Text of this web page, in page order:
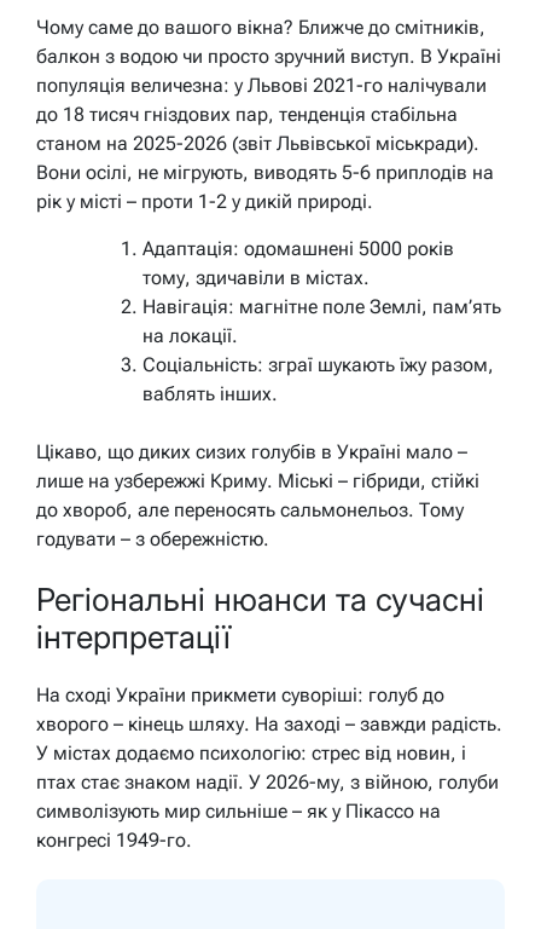
Чому саме до вашого вікна? Ближче до смітників,
балкон з водою чи просто зручний виступ. В Україні
популяція величезна: у Львові 2021-го налічували
до 18 тисяч гніздових пар, тенденція стабільна
станом на 2025-2026 (звіт Львівської міськради).
Вони осілі, не мігрують, виводять 5-6 приплодів на
рік у місті – проти 1-2 у дикій природі.
Адаптація: одомашнені 5000 років
тому, здичавіли в містах.
Навігація: магнітне поле Землі, пам’ять
на локації.
Соціальність: зграї шукають їжу разом,
ваблять інших.
Цікаво, що диких сизих голубів в Україні мало –
лише на узбережжі Криму. Міські – гібриди, стійкі
до хвороб, але переносять сальмонельоз. Тому
годувати – з обережністю.
Регіональні нюанси та сучасні
інтерпретації
На сході України прикмети суворіші: голуб до
хворого – кінець шляху. На заході – завжди радість.
У містах додаємо психологію: стрес від новин, і
птах стає знаком надії. У 2026-му, з війною, голуби
символізують мир сильніше – як у Пікассо на
конгресі 1949-го.